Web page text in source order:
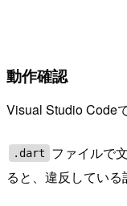
動作確認
Visual Studio Code
.dart
ファイルで
ると、違反している